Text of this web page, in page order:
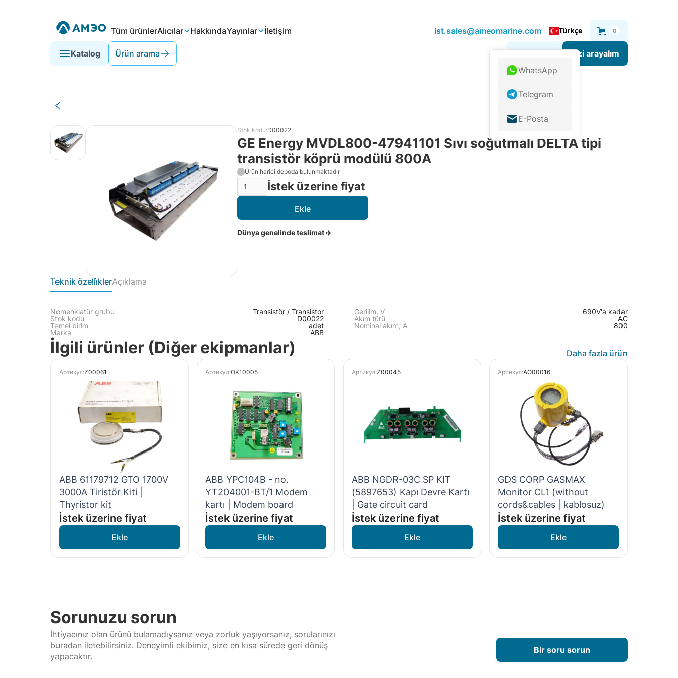
Tüm ürünlerAlıcılar HakkındaYayınlar İletişim ist.sales@ameomarine.com Türkçe 0
Katalog Ürün arama
WhatsApp
Telegram
E-Posta
Sizi arayalım
Stok kodu:D00022
GE Energy MVDL800-47941101 Sıvı soğutmalı DELTA tipi
transistör köprü modülü 800A
Ürün harici depoda bulunmaktadır
İstek üzerine fiyat
Dünya genelinde teslimat ✈️
Teknik özelli̇klerAçıklama
Nomenklatür grubu
Transistör / Transistor
Stok kodu
D00022
Temel birim
adet
Marka
ABB
Gerilim, V
690V'a kadar
Akım türü
AC
Nominal akım, A
800
İlgili ürünler (Diğer ekipmanlar) Daha fazla ürün
Артикул:Z00061
ABB 61179712 GTO 1700V
3000A Tiristör Kiti |
Thyristor kit
İstek üzerine fiyat
Артикул:OK10005
ABB YPC104B - no.
YT204001-BT/1 Modem
kartı | Modem board
İstek üzerine fiyat
Артикул:Z00045
ABB NGDR-03C SP KIT
(5897653) Kapı Devre Kartı
| Gate circuit card
İstek üzerine fiyat
Артикул:AO00016
GDS CORP GASMAX
Monitor СL1 (without
cords&cables | kablosuz)
İstek üzerine fiyat
Sorunuzu sorun
İhtiyacınız olan ürünü bulamadıysanız veya zorluk yaşıyorsanız, sorularınızı
buradan iletebilirsiniz. Deneyimli ekibimiz, size en kısa sürede geri dönüş
yapacaktır.
Bir soru sorun